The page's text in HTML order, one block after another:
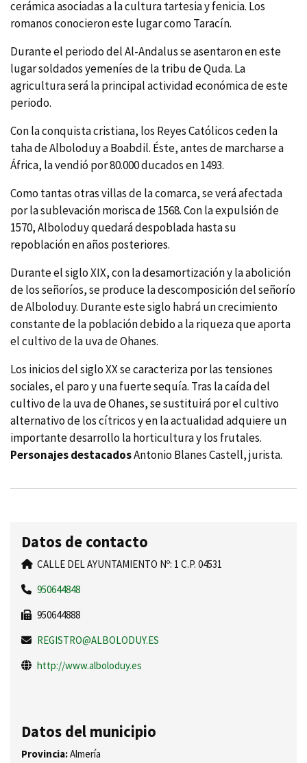
cerámica asociadas a la cultura tartesia y fenicia. Los
romanos conocieron este lugar como Tarací­n.
Durante el periodo del Al-Andalus se asentaron en este
lugar soldados yemení­es de la tribu de Quda. La
agricultura será la principal actividad económica de este
periodo.
Con la conquista cristiana, los Reyes Católicos ceden la
taha de Alboloduy a Boabdil. Éste, antes de marcharse a
África, la vendió por 80.000 ducados en 1493.
Como tantas otras villas de la comarca, se verá afectada
por la sublevación morisca de 1568. Con la expulsión de
1570, Alboloduy quedará despoblada hasta su
repoblación en años posteriores.
Durante el siglo XIX, con la desamortización y la abolición
de los señorí­os, se produce la descomposición del señorí­o
de Alboloduy. Durante este siglo habrá un crecimiento
constante de la población debido a la riqueza que aporta
el cultivo de la uva de Ohanes.
Los inicios del siglo XX se caracteriza por las tensiones
sociales, el paro y una fuerte sequí­a. Tras la caí­da del
cultivo de la uva de Ohanes, se sustituirá por el cultivo
alternativo de los cí­tricos y en la actualidad adquiere un
importante desarrollo la horticultura y los frutales.
Personajes destacadosAntonio Blanes Castell, jurista.
Datos de contacto
CALLE DEL AYUNTAMIENTO Nº: 1 C.P. 04531
950644848
950644888
REGISTRO@ALBOLODUY.ES
http://www.alboloduy.es
Datos del municipio
Provincia:Almería